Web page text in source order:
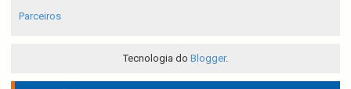
Parceiros
Tecnologia do Blogger.